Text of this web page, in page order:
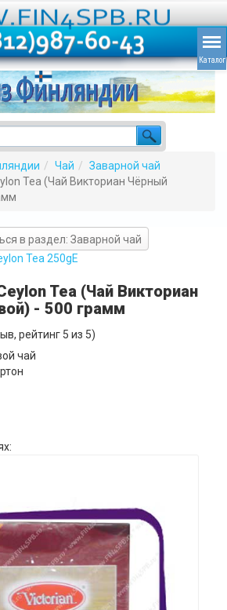
Чай
Заварной чай
Tea (Чай Викториан Чёрный
в раздел: Заварной чай
Tea 250gE
Tea (Чай Викториан
- 500 грамм
рейтинг 5 из 5)
чай